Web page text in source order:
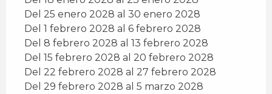
Del 25 enero 2028 al 30 enero 2028
Del 1 febrero 2028 al 6 febrero 2028
Del 8 febrero 2028 al 13 febrero 2028
Del 15 febrero 2028 al 20 febrero 2028
Del 22 febrero 2028 al 27 febrero 2028
Del 29 febrero 2028 al 5 marzo 2028